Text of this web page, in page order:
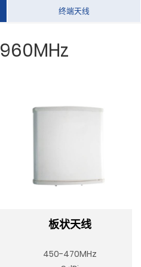
终端天线
板状天线
450-470MHz